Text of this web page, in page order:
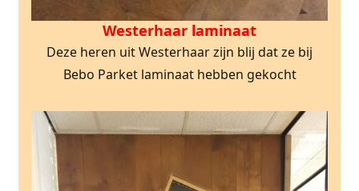
Westerhaar laminaat
Deze heren uit Westerhaar zijn blij dat ze bij
Bebo Parket laminaat hebben gekocht